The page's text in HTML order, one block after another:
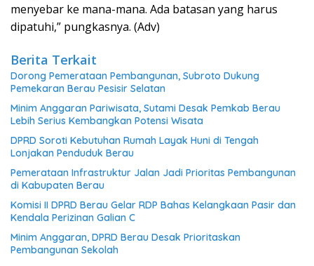
menyebar ke mana-mana. Ada batasan yang harus
dipatuhi,” pungkasnya. (Adv)
Berita Terkait
Dorong Pemerataan Pembangunan, Subroto Dukung
Pemekaran Berau Pesisir Selatan
Minim Anggaran Pariwisata, Sutami Desak Pemkab Berau
Lebih Serius Kembangkan Potensi Wisata
DPRD Soroti Kebutuhan Rumah Layak Huni di Tengah
Lonjakan Penduduk Berau
Pemerataan Infrastruktur Jalan Jadi Prioritas Pembangunan
di Kabupaten Berau
Komisi II DPRD Berau Gelar RDP Bahas Kelangkaan Pasir dan
Kendala Perizinan Galian C
Minim Anggaran, DPRD Berau Desak Prioritaskan
Pembangunan Sekolah